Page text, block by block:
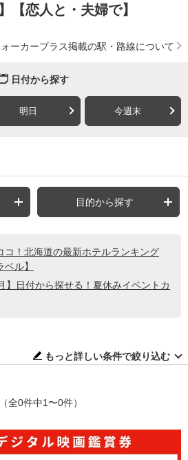
【恋人と・夫婦で】
ーカープラス掲載の駅・路線について
日付から探す
明日 今週末
目的から探す
コ！北海道の最新ホテルランキング
ベル】
】日付から探せる！夏休みイベントカ
もっと詳しい条件で絞り込む
（全0件中1〜0件）